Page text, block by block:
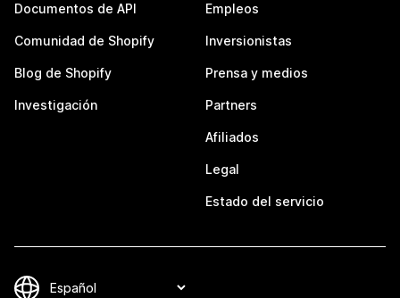
Documentos de API
Comunidad de Shopify
Blog de Shopify
Investigación
Empleos
Inversionistas
Prensa y medios
Partners
Afiliados
Legal
Estado del servicio